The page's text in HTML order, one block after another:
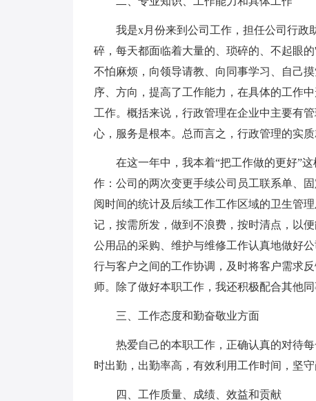
我是x月份来到公司工作，担任公司行政
碎，每天都面临着大量的、琐碎的、不起眼
不怕麻烦，向领导请教、向同事学习、自己
序、方向，提高了工作能力，在具体的工作
工作。概括来说，行政管理在企业中主要有
心，服务是根本。总而言之，行政管理的实质
在这一年中，我本着“把工作做的更好”这
作：公司的两次变更手续公司员工联系单、
阅时间的统计及后续工作工作区域的卫生管
记，按需所发，做到不浪费，按时清点，以
公用品的采购、维护与维修工作认真地做好
行与客户之间的工作协调，及时将客户需求
师。除了做好本职工作，我还积极配合其他同
三、工作态度和勤奋敬业方面
热爱自己的本职工作，正确认真的对待每
时出勤，出勤率高，有效利用工作时间，坚
四、工作质量、成绩、效益和贡献